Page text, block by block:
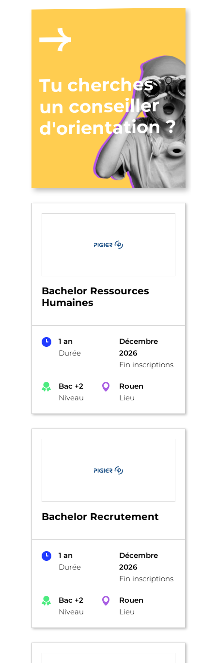
Tu cherches
un conseiller
d'orientation ?
Bachelor Ressources
Humaines
1 an
Durée
Décembre
2026
Fin inscriptions
Bac +2
Niveau
Rouen
Lieu
Bachelor Recrutement
1 an
Durée
Décembre
2026
Fin inscriptions
Bac +2
Niveau
Rouen
Lieu